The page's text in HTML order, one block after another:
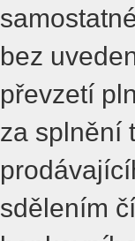
bez
převzetí
za splnění
sdělením